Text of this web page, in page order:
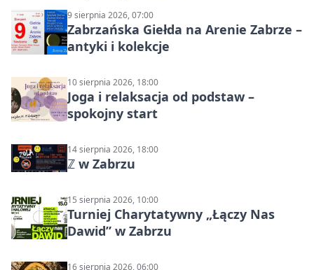
9 sierpnia 2026, 07:00
Zabrzańska Giełda na Arenie Zabrze –
antyki i kolekcje
10 sierpnia 2026, 18:00
Joga i relaksacja od podstaw –
spokojny start
14 sierpnia 2026, 18:00
ℤ w Zabrzu
15 sierpnia 2026, 10:00
Turniej Charytatywny „Łączy Nas
Dawid” w Zabrzu
16 sierpnia 2026, 06:00